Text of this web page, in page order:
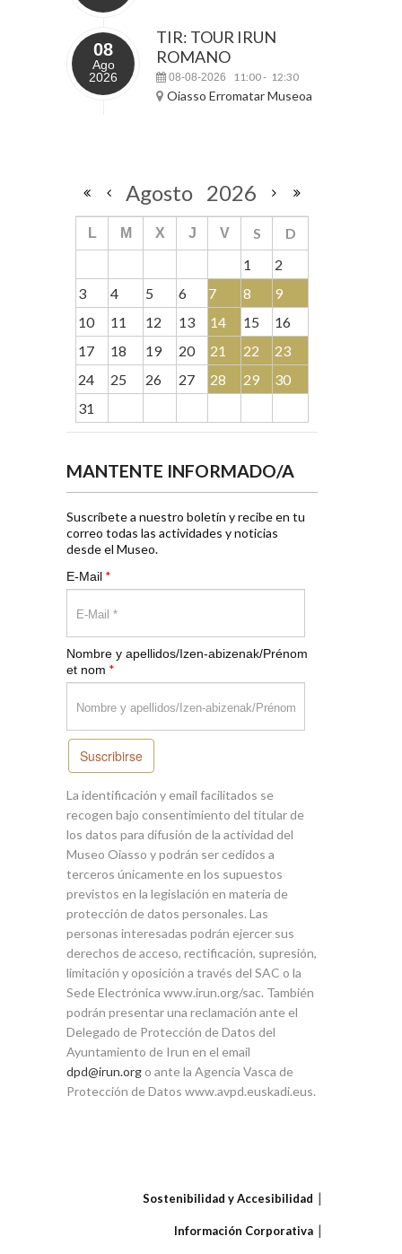
08
Ago
2026
TIR: TOUR IRUN
ROMANO
08-08-2026 11:00- 12:30
Oiasso Erromatar Museoa
Agosto 2026
L M X J V S
D
1
2
3
4 5 6 7 8
9
10
11 12 13 14 15
16
17
18 19 20 21 22
23
24
25 26 27 28 29
30
31
MANTENTE INFORMADO/A
Suscríbete a nuestro boletín y recibe en tu
correo todas las actividades y noticias
desde el Museo.
E-Mail *
Nombre y apellidos/Izen-abizenak/Prénom
et nom *
Suscribirse
La identificación y email facilitados se
recogen bajo consentimiento del titular de
los datos para difusión de la actividad del
Museo Oiasso y podrán ser cedidos a
terceros únicamente en los supuestos
previstos en la legislación en materia de
protección de datos personales. Las
personas interesadas podrán ejercer sus
derechos de acceso, rectificación, supresión,
limitación y oposición a través del SAC o la
Sede Electrónica www.irun.org/sac. También
podrán presentar una reclamación ante el
Delegado de Protección de Datos del
Ayuntamiento de Irun en el email
o ante la Agencia Vasca de
Protección de Datos www.avpd.euskadi.eus.
Sostenibilidad y Accesibilidad
Información Corporativa